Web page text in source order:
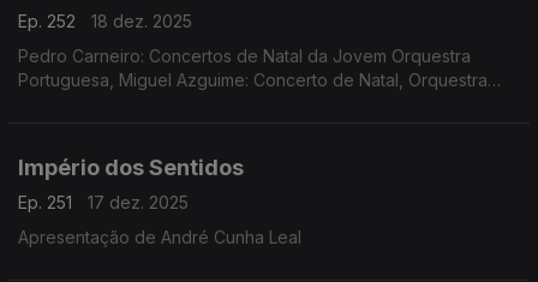
Ep. 252
18 dez. 2025
Pedro Carneiro: Concertos de Natal da Jovem Orquestra
Portuguesa, Miguel Azguime: Concerto de Natal, Orquestra
Império dos Sentidos
Ep. 251
17 dez. 2025
Apresentação de André Cunha Leal